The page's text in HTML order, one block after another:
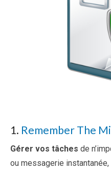
1. Remember The
Gérer vos tâches de
ou messagerie